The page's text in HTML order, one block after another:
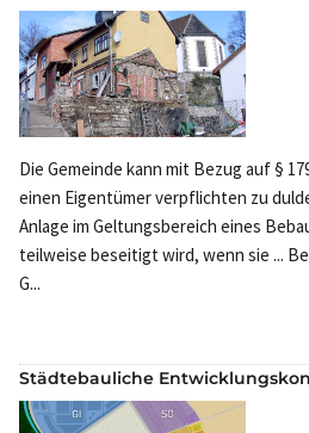
Die Gemeinde kann mit Bezug auf §
einen Eigentümer verpflichten zu
Anlage im Geltungsbereich eines
teilweise beseitigt wird, wenn sie ...
G...
Städtebauliche